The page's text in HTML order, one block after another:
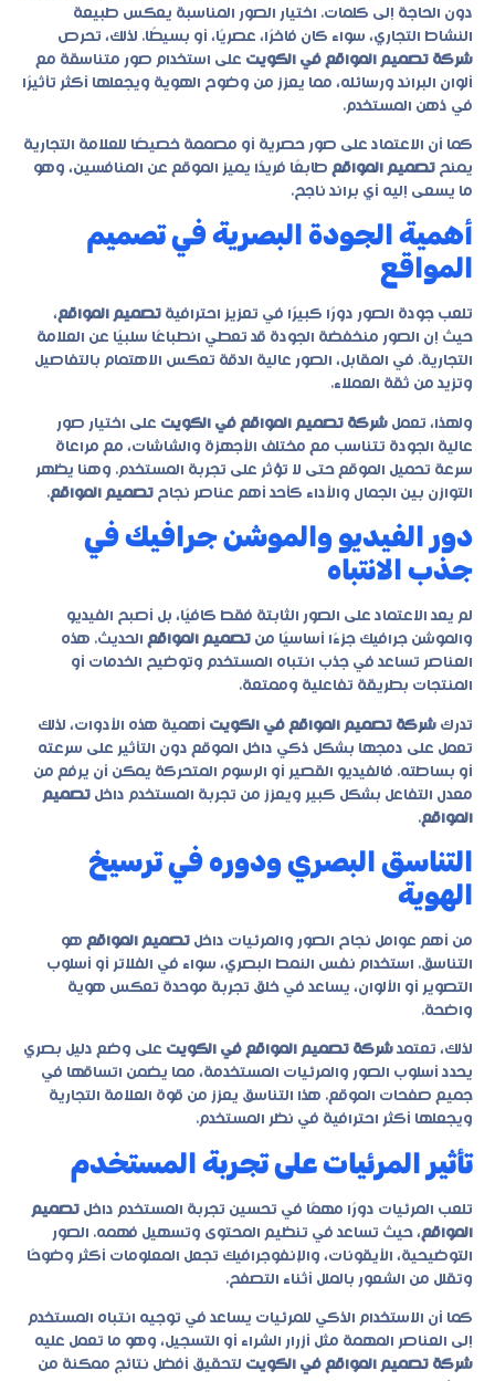
دون الحاجة إلى كلمات. اختيار الصور المناسبة يعكس طبيعة
النشاط التجاري، سواء كان فاخرًا، عصريًا، أو بسيطًا. لذلك، تحرص
شركة تصميم المواقع في الكويت على استخدام صور متناسقة مع
ألوان البراند ورسائله، مما يعزز من وضوح الهوية ويجعلها أكثر تأثيرًا
في ذهن المستخدم.
كما أن الاعتماد على صور حصرية أو مصممة خصيصًا للعلامة التجارية
يمنح تصميم المواقع طابعًا فريدًا يميز الموقع عن المنافسين، وهو
ما يسعى إليه أي براند ناجح.
أهمية الجودة البصرية في تصميم
المواقع
تلعب جودة الصور دورًا كبيرًا في تعزيز احترافية تصميم المواقع،
حيث إن الصور منخفضة الجودة قد تعطي انطباعًا سلبيًا عن العلامة
التجارية. في المقابل، الصور عالية الدقة تعكس الاهتمام بالتفاصيل
وتزيد من ثقة العملاء.
ولهذا، تعمل شركة تصميم المواقع في الكويت على اختيار صور
عالية الجودة تتناسب مع مختلف الأجهزة والشاشات، مع مراعاة
سرعة تحميل الموقع حتى لا تؤثر على تجربة المستخدم. وهنا يظهر
التوازن بين الجمال والأداء كأحد أهم عناصر نجاح تصميم المواقع.
دور الفيديو والموشن جرافيك في
جذب الانتباه
لم يعد الاعتماد على الصور الثابتة فقط كافيًا، بل أصبح الفيديو
والموشن جرافيك جزءًا أساسيًا من تصميم المواقع الحديث. هذه
العناصر تساعد في جذب انتباه المستخدم وتوضيح الخدمات أو
المنتجات بطريقة تفاعلية وممتعة.
تدرك شركة تصميم المواقع في الكويت أهمية هذه الأدوات، لذلك
تعمل على دمجها بشكل ذكي داخل الموقع دون التأثير على سرعته
أو بساطته. فالفيديو القصير أو الرسوم المتحركة يمكن أن يرفع من
معدل التفاعل بشكل كبير ويعزز من تجربة المستخدم داخل تصميم
المواقع.
التناسق البصري ودوره في ترسيخ
الهوية
من أهم عوامل نجاح الصور والمرئيات داخل تصميم المواقع هو
التناسق. استخدام نفس النمط البصري، سواء في الفلاتر أو أسلوب
التصوير أو الألوان، يساعد في خلق تجربة موحدة تعكس هوية
واضحة.
لذلك، تعتمد شركة تصميم المواقع في الكويت على وضع دليل بصري
يحدد أسلوب الصور والمرئيات المستخدمة، مما يضمن اتساقها في
جميع صفحات الموقع. هذا التناسق يعزز من قوة العلامة التجارية
ويجعلها أكثر احترافية في نظر المستخدم.
تأثير المرئيات على تجربة المستخدم
تلعب المرئيات دورًا مهمًا في تحسين تجربة المستخدم داخل تصميم
المواقع، حيث تساعد في تنظيم المحتوى وتسهيل فهمه. الصور
التوضيحية، الأيقونات، والإنفوجرافيك تجعل المعلومات أكثر وضوحًا
وتقلل من الشعور بالملل أثناء التصفح.
كما أن الاستخدام الذكي للمرئيات يساعد في توجيه انتباه المستخدم
إلى العناصر المهمة مثل أزرار الشراء أو التسجيل، وهو ما تعمل عليه
شركة تصميم المواقع في الكويت لتحقيق أفضل نتائج ممكنة من